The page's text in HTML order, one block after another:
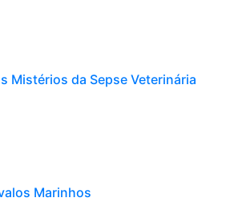
Mistérios da Sepse Veterinária
Marinhos